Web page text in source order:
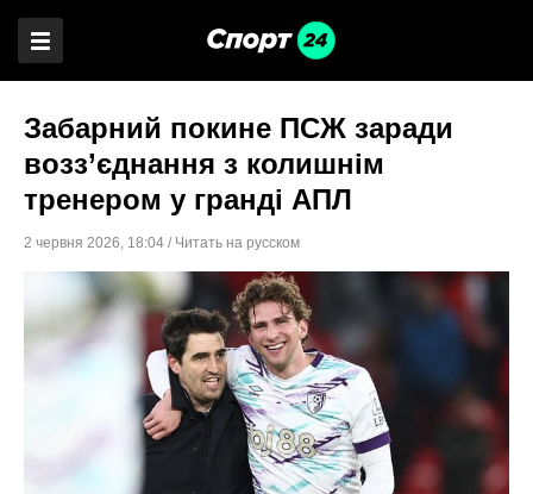
Забарний покине ПСЖ заради
возз’єднання з колишнім
тренером у гранді АПЛ
2 червня 2026, 18:04 / Читать на русском